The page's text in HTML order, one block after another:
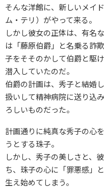
そんな洋館に、新しいメイ
ム・テリ）がやって来る。
しかし彼女の正体は、有名
は「藤原伯爵」と名乗る詐
子をそそのかして伯爵と駆
潜入していたのだ。
伯爵の計画は、秀子と結婚
扱いして精神病院に送り込
ろしいものだった。
計画通りに純真な秀子の心
うとする珠子。
しかし、秀子の美しさと、
ち、珠子の心に「罪悪感」
生え始めてしまう。